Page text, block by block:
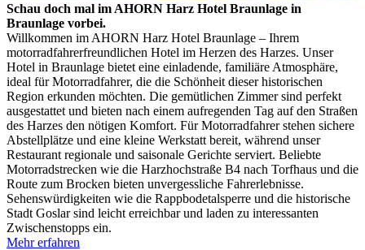
Schau doch mal im AHORN Harz Hotel Braunlage in
Braunlage vorbei.
Willkommen im AHORN Harz Hotel Braunlage – Ihrem
motorradfahrerfreundlichen Hotel im Herzen des Harzes. Unser
Hotel in Braunlage bietet eine einladende, familiäre Atmosphäre,
ideal für Motorradfahrer, die die Schönheit dieser historischen
Region erkunden möchten. Die gemütlichen Zimmer sind perfekt
ausgestattet und bieten nach einem aufregenden Tag auf den Straßen
des Harzes den nötigen Komfort. Für Motorradfahrer stehen sichere
Abstellplätze und eine kleine Werkstatt bereit, während unser
Restaurant regionale und saisonale Gerichte serviert. Beliebte
Motorradstrecken wie die Harzhochstraße B4 nach Torfhaus und die
Route zum Brocken bieten unvergessliche Fahrerlebnisse.
Sehenswürdigkeiten wie die Rappbodetalsperre und die historische
Stadt Goslar sind leicht erreichbar und laden zu interessanten
Zwischenstopps ein.
Mehr erfahren